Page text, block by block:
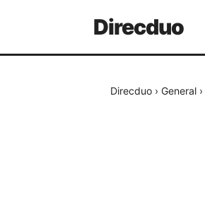
Direcduo
Direcduo › General ›